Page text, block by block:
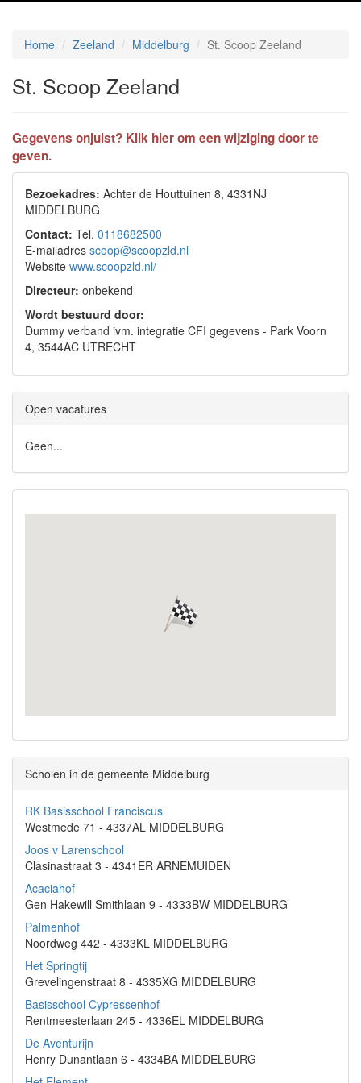
Home Zeeland Middelburg St. Scoop Zeeland
St. Scoop Zeeland
Gegevens onjuist? Klik hier om een wijziging door te
geven.
Bezoekadres: Achter de Houttuinen 8, 4331NJ
MIDDELBURG
Contact: Tel. 0118682500
E-mailadres scoop@scoopzld.nl
Website www.scoopzld.nl/
Directeur: onbekend
Wordt bestuurd door:
Dummy verband ivm. integratie CFI gegevens - Park Voorn
4, 3544AC UTRECHT
Open vacatures
Geen...
Scholen in de gemeente Middelburg
RK Basisschool Franciscus
Westmede 71 - 4337AL MIDDELBURG
Joos v Larenschool
Clasinastraat 3 - 4341ER ARNEMUIDEN
Acaciahof
Gen Hakewill Smithlaan 9 - 4333BW MIDDELBURG
Palmenhof
Noordweg 442 - 4333KL MIDDELBURG
Het Springtij
Grevelingenstraat 8 - 4335XG MIDDELBURG
Basisschool Cypressenhof
Rentmeesterlaan 245 - 4336EL MIDDELBURG
De Aventurijn
Henry Dunantlaan 6 - 4334BA MIDDELBURG